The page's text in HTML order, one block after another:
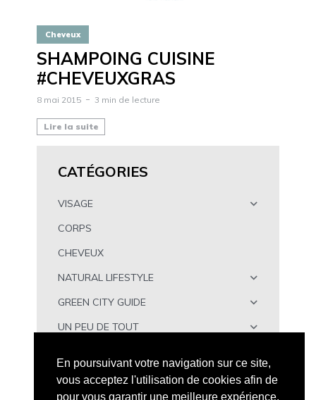
Cheveux
SHAMPOING CUISINE
#CHEVEUXGRAS
8 mai 2015 3 min de lecture
Lire la suite
CATÉGORIES
VISAGE
CORPS
CHEVEUX
NATURAL LIFESTYLE
GREEN CITY GUIDE
UN PEU DE TOUT
En poursuivant votre navigation sur ce site,
vous acceptez l'utilisation de cookies afin de
pour vous garantir une meilleure expérience.